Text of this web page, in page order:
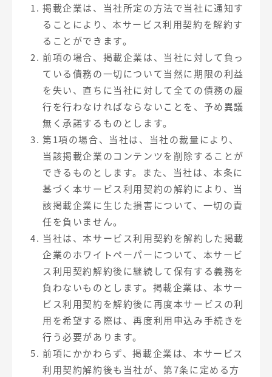
掲載企業は、当社所定の方法で当社に通知す
ることにより、本サービス利用契約を解約す
ることができます。
前項の場合、掲載企業は、当社に対して負っ
ている債務の一切について当然に期限の利益
を失い、直ちに当社に対して全ての債務の履
行を行わなければならないことを、予め異議
無く承諾するものとします。
第1項の場合、当社は、当社の裁量により、
当該掲載企業のコンテンツを削除することが
できるものとします。また、当社は、本条に
基づく本サービス利用契約の解約により、当
該掲載企業に生じた損害について、一切の責
任を負いません。
当社は、本サービス利用契約を解約した掲載
企業のホワイトペーパーについて、本サービ
ス利用契約解約後に継続して保有する義務を
負わないものとします。掲載企業は、本サー
ビス利用契約を解約後に再度本サービスの利
用を希望する際は、再度利用申込み手続きを
行う必要があります。
前項にかかわらず、掲載企業は、本サービス
利用契約解約後も当社が、第7条に定める方